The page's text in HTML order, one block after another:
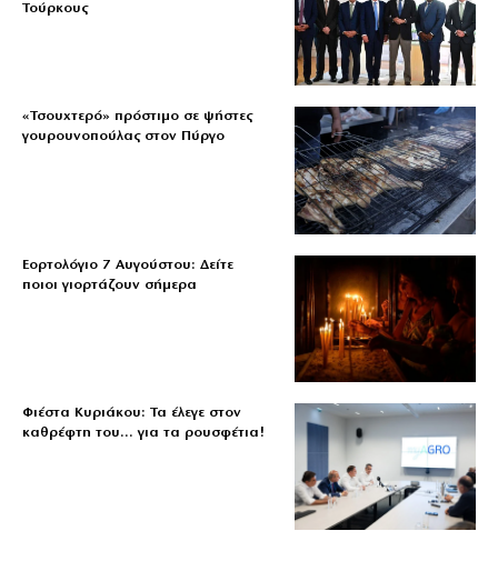
Τούρκους
«Τσουχτερό» πρόστιμο σε ψήστες
γουρουνοπούλας στον Πύργο
Εορτολόγιο 7 Αυγούστου: Δείτε
ποιοι γιορτάζουν σήμερα
Φιέστα Κυριάκου: Τα έλεγε στον
καθρέφτη του… για τα ρουσφέτια!